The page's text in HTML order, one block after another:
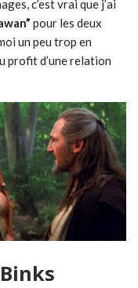
c’est vrai que j’ai
pour les deux
un peu trop en
profit d’une relation